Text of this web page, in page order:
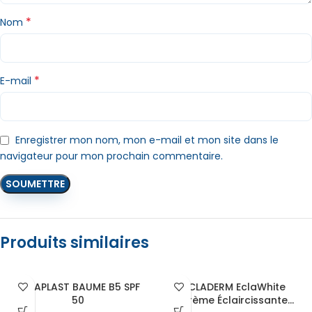
Nom *
E-mail *
Enregistrer mon nom, mon e-mail et mon site dans le
navigateur pour mon prochain commentaire.
Produits similaires
CICAPLAST BAUME B5 SPF
50
ÉCLADERM EclaWhite
Crème Éclaircissante